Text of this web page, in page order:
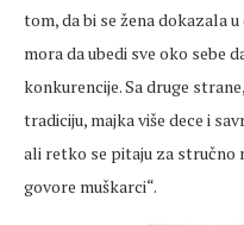
tom, da bi se žena dokazala
mora da ubedi sve oko sebe
konkurencije. Sa druge
tradiciju, majka više dece i
ali retko se pitaju za stručno
govore muškarci“.